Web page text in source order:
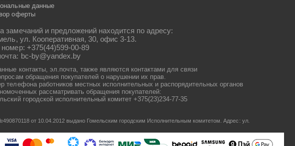
данные
оферты
замечаний и предложений находится по адресу:
ул. Кооперативная, 30, офис 3-13.
+375(44)599-00-89
bc-by@yandex.by
контакты, эл.почта, также являются контактами для связи
обращения покупателей о нарушении их прав.
телефона работников местных исполнительных и распорядительных органов
рассматривать обращения покупателей:
городской исполнительный комитет +375(23)234-77-35
от 10.04.2012 выдано Гомельским городским Исполнительным комитетом.Адрес: ул.